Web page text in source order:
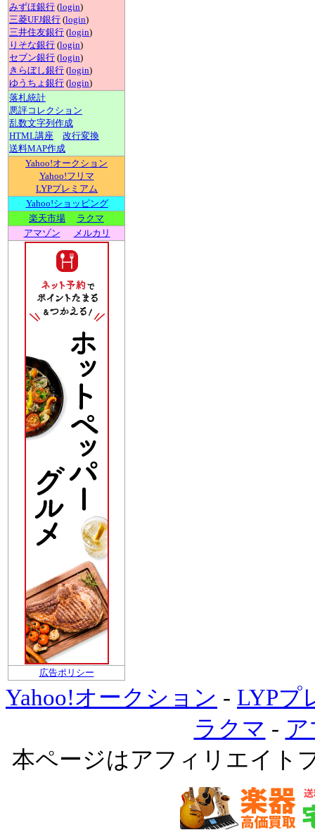
みずほ銀行 (login)
三菱UFJ銀行 (login)
三井住友銀行 (login)
りそな銀行 (login)
セブン銀行 (login)
きらぼし銀行 (login)
ゆうちょ銀行 (login)
落札統計
悪評コレクション
乱数文字列作成
HTML講座
改行変換
送料MAP作成
Yahoo!オークション
Yahoo!フリマ
LYPプレミアム
Yahoo!ショッピング
楽天市場
ラクマ
アマゾン
メルカリ
広告ポリシー
Yahoo!オークション - LYPプ
ラクマ -
本ページはアフィリエイト